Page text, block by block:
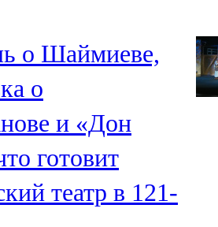
о Шаймиеве,
о
и «Дон
готовит
театр в 121-